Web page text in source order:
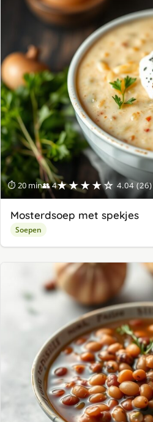
⏱ 20 min👥 4★★★★☆ 4.04 (26)
Mosterdsoep met spekjes
Soepen